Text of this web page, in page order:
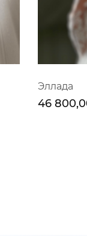
Эллада
46